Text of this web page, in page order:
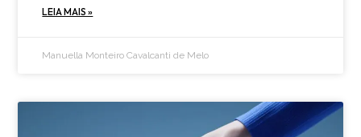
LEIA MAIS »
Manuella Monteiro Cavalcanti de Melo